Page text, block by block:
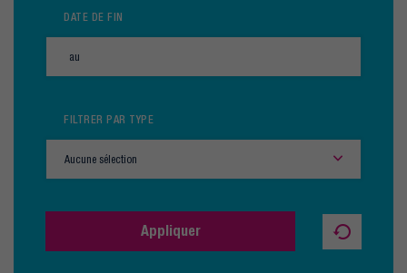
DATE DE FIN
FILTRER PAR TYPE
Aucune sélection